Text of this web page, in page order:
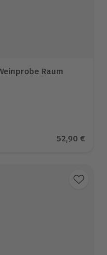
Raum
auf 16 BewertungenAktueller
52,90 €